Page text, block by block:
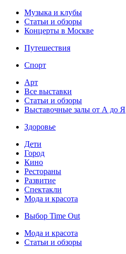
Музыка и клубы
Статьи и обзоры
Концерты в Москве
Путешествия
Спорт
Арт
Все выставки
Статьи и обзоры
Выставочные залы от А до Я
Здоровье
Дети
Город
Кино
Рестораны
Развитие
Спектакли
Мода и красота
Выбор Time Out
Мода и красота
Статьи и обзоры